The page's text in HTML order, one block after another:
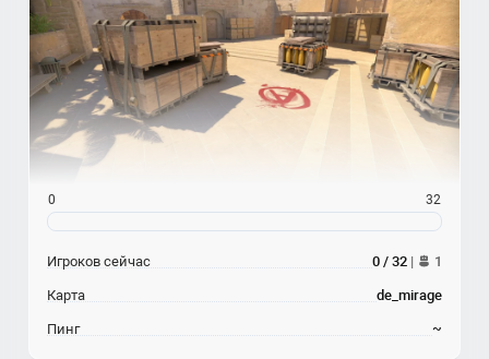
0 32
Игроков сейчас 0 / 32 | 1
Карта de_mirage
Пинг ~